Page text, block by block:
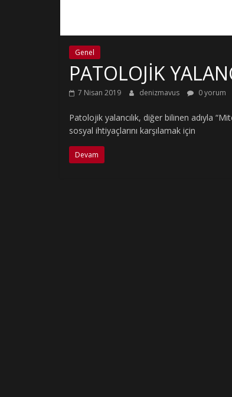
Genel
PATOLOJİK
7 Nisan 2019 denizmavus 0 yorum
Patolojik yalancılık, diğer bilinen adıyla
sosyal ihtiyaçlarını karşılamak için
Devam